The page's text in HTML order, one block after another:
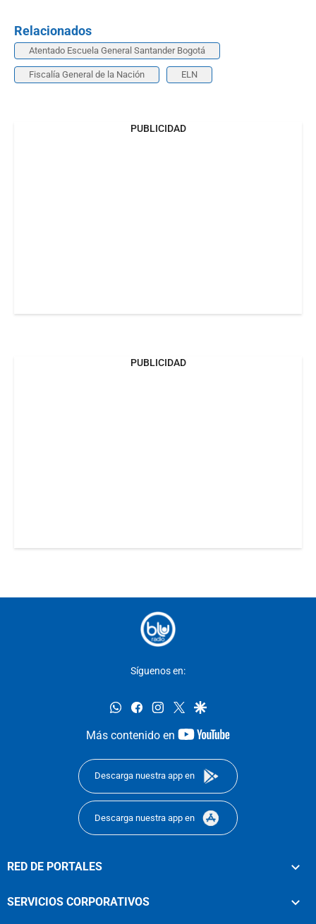
Relacionados
Atentado Escuela General Santander Bogotá
Fiscalía General de la Nación ELN
PUBLICIDAD
PUBLICIDAD
Síguenos en:
whatsappfacebookinstagram
twittergoogle
Más contenido en
youtube-
Descarga nuestra app en
Descarga nuestra app en
RED DE PORTALES
SERVICIOS CORPORATIVOS